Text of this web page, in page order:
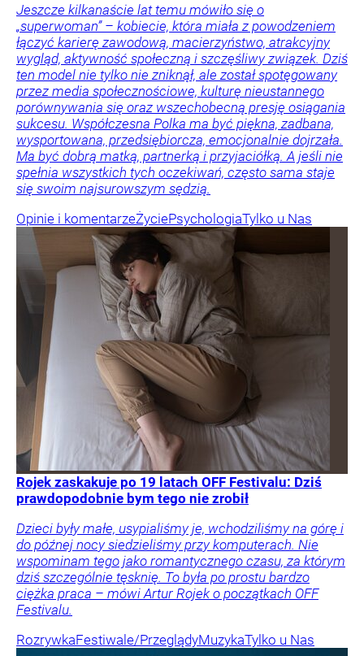
Jeszcze kilkanaście lat temu mówiło się o
„superwoman” – kobiecie, która miała z powodzeniem
łączyć karierę zawodową, macierzyństwo, atrakcyjny
wygląd, aktywność społeczną i szczęśliwy związek. Dziś
ten model nie tylko nie zniknął, ale został spotęgowany
przez media społecznościowe, kulturę nieustannego
porównywania się oraz wszechobecną presję osiągania
sukcesu. Współczesna Polka ma być piękna, zadbana,
wysportowana, przedsiębiorcza, emocjonalnie dojrzała.
Ma być dobrą matką, partnerką i przyjaciółką. A jeśli nie
spełnia wszystkich tych oczekiwań, często sama staje
się swoim najsurowszym sędzią.
Opinie i komentarzeŻyciePsychologiaTylko u Nas
Rojek zaskakuje po 19 latach OFF Festivalu: Dziś
prawdopodobnie bym tego nie zrobił
Dzieci były małe, usypialiśmy je, wchodziliśmy na górę i
do późnej nocy siedzieliśmy przy komputerach. Nie
wspominam tego jako romantycznego czasu, za którym
dziś szczególnie tęsknię. To była po prostu bardzo
ciężka praca – mówi Artur Rojek o początkach OFF
Festivalu.
RozrywkaFestiwale/PrzeglądyMuzykaTylko u Nas